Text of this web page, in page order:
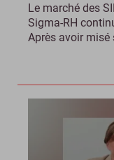
Le marché des
Sigma-RH
Après avoir misé